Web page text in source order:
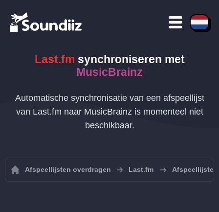
Last.fm synchroniseren met
MusicBrainz
Automatische synchronisatie van een afspeellijst
van Last.fm naar MusicBrainz is momenteel niet
beschikbaar.
Afspeellijsten overdragen Last.fm